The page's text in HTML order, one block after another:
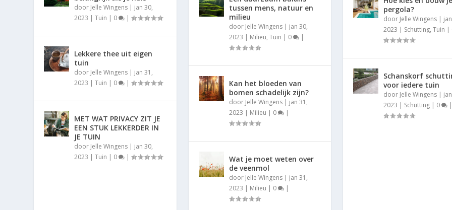
door Jelle Wingens | jan 30,
2023 |Tuin | 0 |
Lekkere thee uit eigen
tuin
door Jelle Wingens | jan 31,
2023 |Tuin | 0 |
MET WAT PRIVACY ZIT JE
EEN STUK LEKKERDER IN
JE TUIN
door Jelle Wingens | jan 30,
2023 |Tuin | 0 |
tussen mens, natuur en
milieu
door Jelle Wingens| jan 30,
2023 | Milieu, Tuin | 0 |
Kan het bloeden van
bomen schadelijk zijn?
door Jelle Wingens| jan 31,
2023 | Milieu | 0 |
Wat je moet weten over
de veenmol
door Jelle Wingens| jan 31,
2023 | Milieu | 0 |
pergola?
door Jelle Wingens|
2023 | Schutting, Tuin |
Schanskorf
voor iedere tuin
door Jelle Wingens|
2023 | Schutting| 0 |